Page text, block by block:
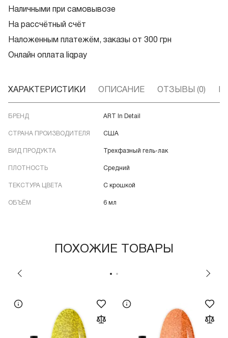
Наличными при самовывозе
На рассчётный счёт
Наложенным платежём, заказы от 300 грн
Онлайн оплата liqpay
ХАРАКТЕРИСТИКИ ОПИСАНИЕ ОТЗЫВЫ (0)
БРЕНД ART In Detail
СТРАНА ПРОИЗВОДИТЕЛЯ США
ВИД ПРОДУКТА Трехфазный гель-лак
ПЛОТНОСТЬ Средний
ТЕКСТУРА ЦВЕТА С крошкой
ОБЪЁМ 6 мл
ПОХОЖИЕ ТОВАРЫ